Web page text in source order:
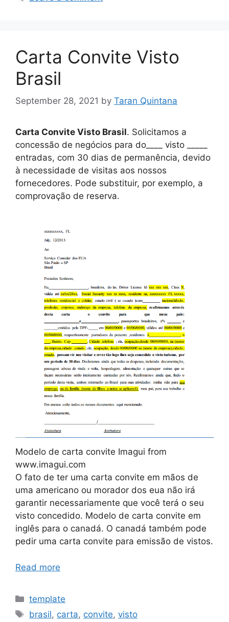
Carta Convite Visto
Brasil
September 28, 2021 by Taran Quintana
Carta Convite Visto Brasil. Solicitamos a
concessão de negócios para do____ visto _____
entradas, com 30 dias de permanência, devido
à necessidade de visitas aos nossos
fornecedores. Pode substituir, por exemplo, a
comprovação de reserva.
Modelo de carta convite Imagui from
www.imagui.com
O fato de ter uma carta convite em mãos de
uma americano ou morador dos eua não irá
garantir necessariamente que você terá o seu
visto concedido. Modelo de carta convite em
inglês para o canadá. O canadá também pode
pedir uma carta convite para emissão de vistos.
Read more
Categories
template
Tags
brasil, carta, convite,visto